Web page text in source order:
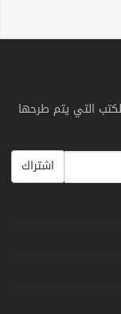
التي يتم طرحها
اشتراك